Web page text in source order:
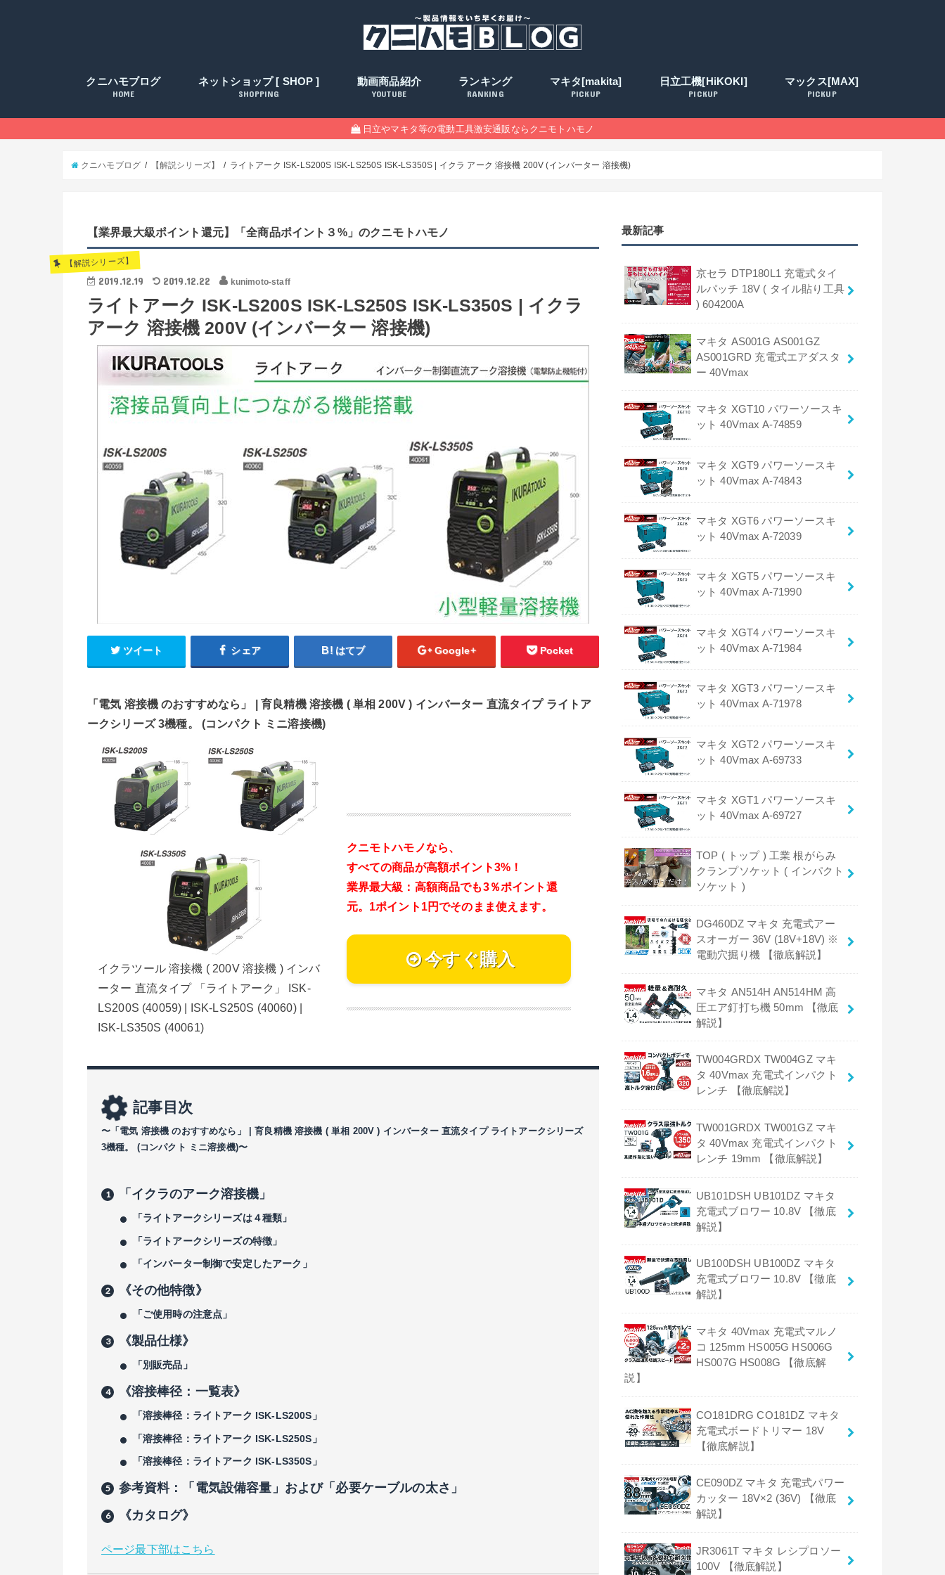
クニハモブログ
HOME
ネットショップ [ SHOP ]
SHOPPING
動画商品紹介
YOUTUBE
ランキング
RANKING
マキタ[makita]
PICKUP
日立工機[HiKOKI]
PICKUP
マックス[MAX]
PICKUP
日立やマキタ等の電動工具激安通販ならクニモトハモノ
クニハモブログ 【解説シリーズ】 ライトアーク ISK-LS200S ISK-LS250S ISK-LS350S | イクラ アーク 溶接機 200V (インバーター 溶接機)
【業界最大級ポイント還元】「全商品ポイント３%」のクニモトハモノ
【解説シリーズ】
2019.12.19 2019.12.22 kunimoto-staff
ライトアーク ISK-LS200S ISK-LS250S ISK-LS350S | イクラ
アーク 溶接機 200V (インバーター 溶接機)
ツイート シェア はてブ Google+ Pocket
「電気 溶接機 のおすすめなら」 | 育良精機 溶接機 ( 単相 200V ) インバーター 直流タイプ ライトア
ークシリーズ 3機種。 (コンパクト ミニ溶接機)
イクラツール 溶接機 ( 200V 溶接機 ) インバ
ーター 直流タイプ 「ライトアーク」 ISK-
LS200S (40059) | ISK-LS250S (40060) |
ISK-LS350S (40061)
クニモトハモノなら、
すべての商品が高額ポイント3%！
業界最大級：高額商品でも3％ポイント還
元。 1ポイント1円でそのまま使えます。
今すぐ購入
記事目次
〜「電気 溶接機 のおすすめなら」 | 育良精機 溶接機 ( 単相 200V ) インバーター 直流タイプ ライトアークシリーズ
3機種。 (コンパクト ミニ溶接機)〜
「イクラのアーク溶接機」
「ライトアークシリーズは４種類」
「ライトアークシリーズの特徴」
「インバーター制御で安定したアーク」
《その他特徴》
「ご使用時の注意点」
《製品仕様》
「別販売品」
《溶接棒径：一覧表》
「溶接棒径：ライトアーク ISK-LS200S」
「溶接棒径：ライトアーク ISK-LS250S」
「溶接棒径：ライトアーク ISK-LS350S」
参考資料：「電気設備容量」および「必要ケーブルの太さ」
《カタログ》
ページ最下部はこちら
最新記事
京セラ DTP180L1 充電式タイ
ルパッチ 18V ( タイル貼り工具
) 604200A
マキタ AS001G AS001GZ
AS001GRD 充電式エアダスタ
ー 40Vmax
マキタ XGT10 パワーソースキ
ット 40Vmax A-74859
マキタ XGT9 パワーソースキ
ット 40Vmax A-74843
マキタ XGT6 パワーソースキ
ット 40Vmax A-72039
マキタ XGT5 パワーソースキ
ット 40Vmax A-71990
マキタ XGT4 パワーソースキ
ット 40Vmax A-71984
マキタ XGT3 パワーソースキ
ット 40Vmax A-71978
マキタ XGT2 パワーソースキ
ット 40Vmax A-69733
マキタ XGT1 パワーソースキ
ット 40Vmax A-69727
TOP ( トップ ) 工業 根がらみ
クランプソケット ( インパクト
ソケット )
DG460DZ マキタ 充電式アー
スオーガー 36V (18V+18V) ※
電動穴掘り機 【徹底解説】
マキタ AN514H AN514HM 高
圧エア釘打ち機 50mm 【徹底
解説】
TW004GRDX TW004GZ マキ
タ 40Vmax 充電式インパクト
レンチ 【徹底解説】
TW001GRDX TW001GZ マキ
タ 40Vmax 充電式インパクト
レンチ 19mm 【徹底解説】
UB101DSH UB101DZ マキタ
充電式ブロワー 10.8V 【徹底
解説】
UB100DSH UB100DZ マキタ
充電式ブロワー 10.8V 【徹底
解説】
マキタ 40Vmax 充電式マルノ
コ 125mm HS005G HS006G
HS007G HS008G 【徹底解
説】
CO181DRG CO181DZ マキタ
充電式ボードトリマー 18V
【徹底解説】
CE090DZ マキタ 充電式パワー
カッター 18V×2 (36V) 【徹底
解説】
JR3061T マキタ レシプロソー
100V 【徹底解説】